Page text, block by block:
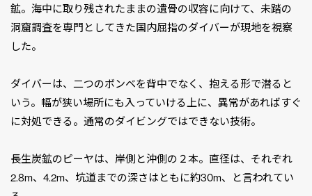
鉱。海中に取り残されたままの遺骨の収容に向けて、未踏の
洞窟調査を専門としてきた国内屈指のダイバーが現地を視察
した。
ダイバーは、二つのボンベを背中でなく、抱える形で潜ると
いう。幅が狭い場所にも入っていける上に、異常があればすぐ
に対処できる。通常のダイビングではできない技術。
長生炭鉱のピーヤは、岸側と沖側の２本。直径は、それぞれ
2.8m、4.2m、坑道までの深さはともに約30m、と言われてい